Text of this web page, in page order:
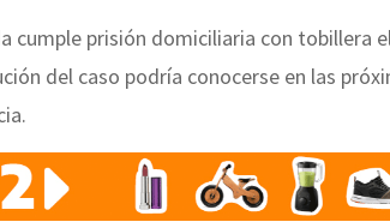
cumple prisión domiciliaria con tobillera
del caso podría conocerse en las